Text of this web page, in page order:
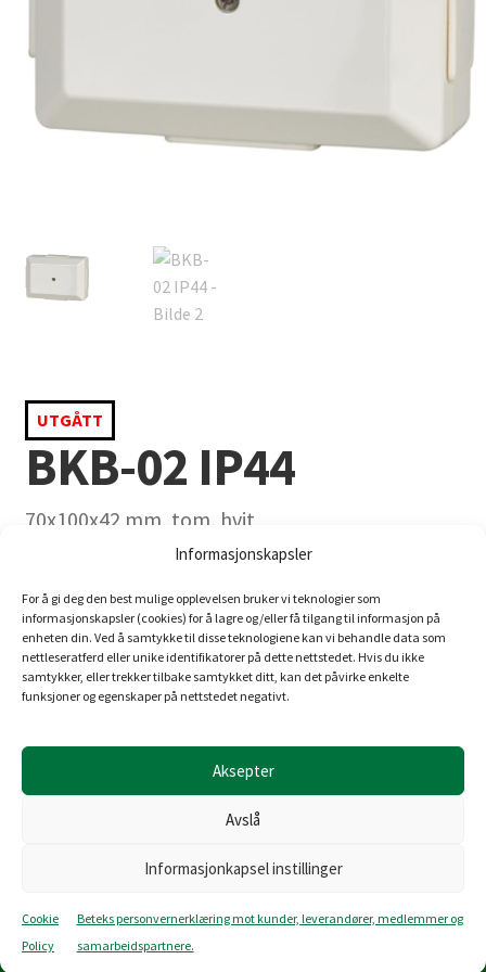
Informasjonskapsler
For å gi deg den best mulige opplevelsen bruker vi teknologier som
informasjonskapsler (cookies) for å lagre og/eller få tilgang til informasjon på
enheten din. Ved å samtykke til disse teknologiene kan vi behandle data som
nettleseratferd eller unike identifikatorer på dette nettstedet. Hvis du ikke
samtykker, eller trekker tilbake samtykket ditt, kan det påvirke enkelte
funksjoner og egenskaper på nettstedet negativt.
Aksepter
Avslå
Informasjonkapsel instillinger
Cookie
Policy
Beteks personvernerklæring mot kunder, leverandører, medlemmer og
samarbeidspartnere.
UTGÅTT
BKB-02 IP44
70x100x42 mm, tom, hvit
FDV
Teknisk informasjon
Reklamasjon